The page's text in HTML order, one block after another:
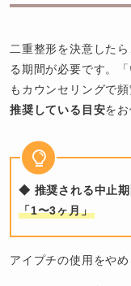
二重整形を決意した
る期間が必要です。
もカウンセリングで
推奨している目安をお
◆ 推奨される中止
「1〜3ヶ月」
アイプチの使用をや